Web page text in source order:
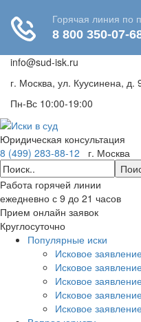
info@sud-isk.ru
г. Москва, ул. Куусинена, д.
Пн-Вс 10:00-19:00
Юридическая консультация
8 (499) 283-88-12
г. Москва
Работа горячей линии
ежедневно с 9 до 21 часов
Прием онлайн заявок
Круглосуточно
Популярные иски
Исковое
Исковое
Исковое
Исковое
Исковое